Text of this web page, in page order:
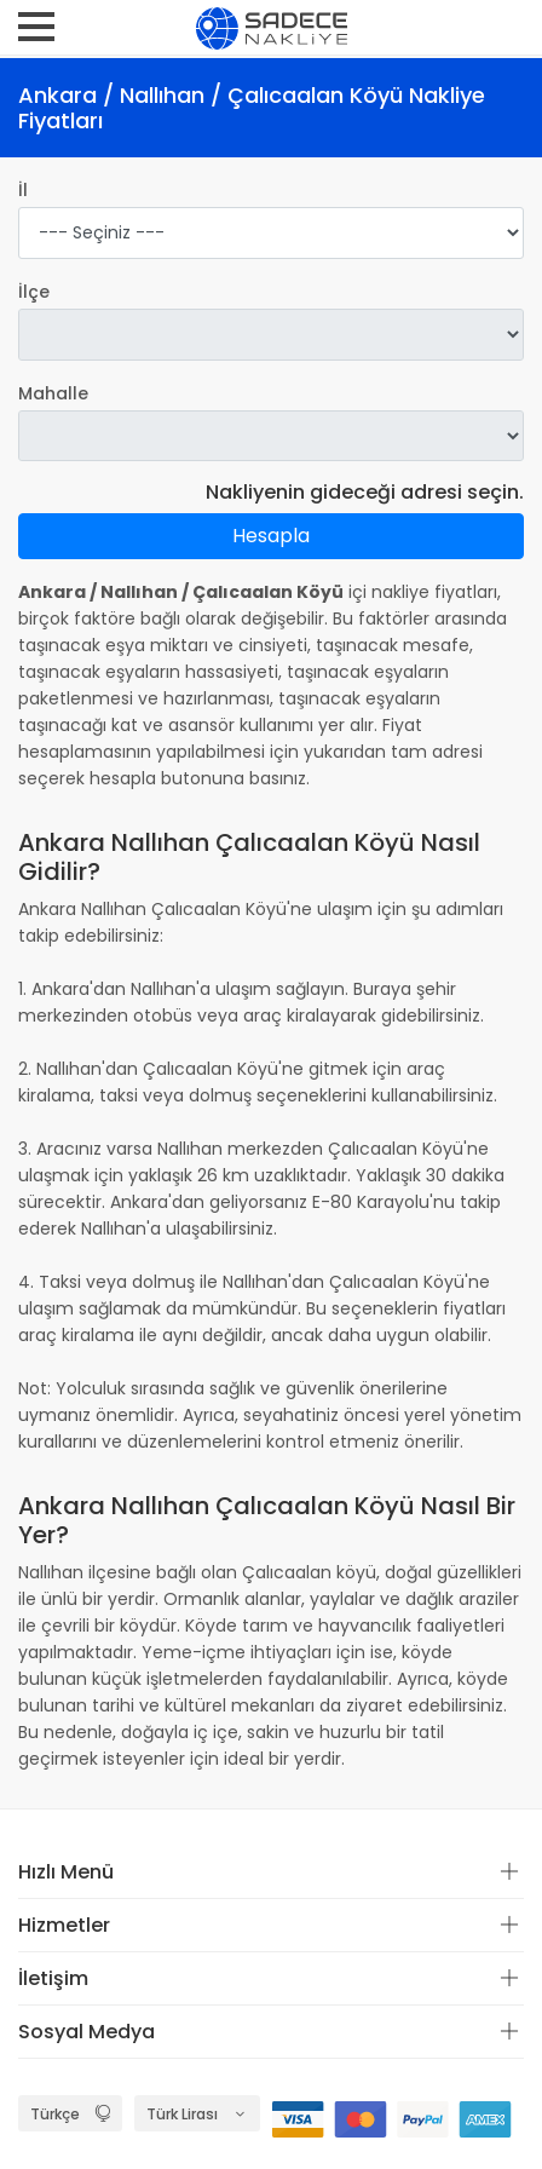
Ankara / Nallıhan / Çalıcaalan Köyü Nakliye
Fiyatları
İl
İlçe
Mahalle
Nakliyenin gideceği adresi seçin.
Hesapla
Ankara / Nallıhan / Çalıcaalan Köyü içi nakliye fiyatları,
birçok faktöre bağlı olarak değişebilir. Bu faktörler arasında
taşınacak eşya miktarı ve cinsiyeti, taşınacak mesafe,
taşınacak eşyaların hassasiyeti, taşınacak eşyaların
paketlenmesi ve hazırlanması, taşınacak eşyaların
taşınacağı kat ve asansör kullanımı yer alır. Fiyat
hesaplamasının yapılabilmesi için yukarıdan tam adresi
seçerek hesapla butonuna basınız.
Ankara Nallıhan Çalıcaalan Köyü Nasıl
Gidilir?
Ankara Nallıhan Çalıcaalan Köyü'ne ulaşım için şu adımları
takip edebilirsiniz:
1. Ankara'dan Nallıhan'a ulaşım sağlayın. Buraya şehir
merkezinden otobüs veya araç kiralayarak gidebilirsiniz.
2. Nallıhan'dan Çalıcaalan Köyü'ne gitmek için araç
kiralama, taksi veya dolmuş seçeneklerini kullanabilirsiniz.
3. Aracınız varsa Nallıhan merkezden Çalıcaalan Köyü'ne
ulaşmak için yaklaşık 26 km uzaklıktadır. Yaklaşık 30 dakika
sürecektir. Ankara'dan geliyorsanız E-80 Karayolu'nu takip
ederek Nallıhan'a ulaşabilirsiniz.
4. Taksi veya dolmuş ile Nallıhan'dan Çalıcaalan Köyü'ne
ulaşım sağlamak da mümkündür. Bu seçeneklerin fiyatları
araç kiralama ile aynı değildir, ancak daha uygun olabilir.
Not: Yolculuk sırasında sağlık ve güvenlik önerilerine
uymanız önemlidir. Ayrıca, seyahatiniz öncesi yerel yönetim
kurallarını ve düzenlemelerini kontrol etmeniz önerilir.
Ankara Nallıhan Çalıcaalan Köyü Nasıl Bir
Yer?
Nallıhan ilçesine bağlı olan Çalıcaalan köyü, doğal güzellikleri
ile ünlü bir yerdir. Ormanlık alanlar, yaylalar ve dağlık araziler
ile çevrili bir köydür. Köyde tarım ve hayvancılık faaliyetleri
yapılmaktadır. Yeme-içme ihtiyaçları için ise, köyde
bulunan küçük işletmelerden faydalanılabilir. Ayrıca, köyde
bulunan tarihi ve kültürel mekanları da ziyaret edebilirsiniz.
Bu nedenle, doğayla iç içe, sakin ve huzurlu bir tatil
geçirmek isteyenler için ideal bir yerdir.
Hızlı Menü
Hizmetler
İletişim
Sosyal Medya